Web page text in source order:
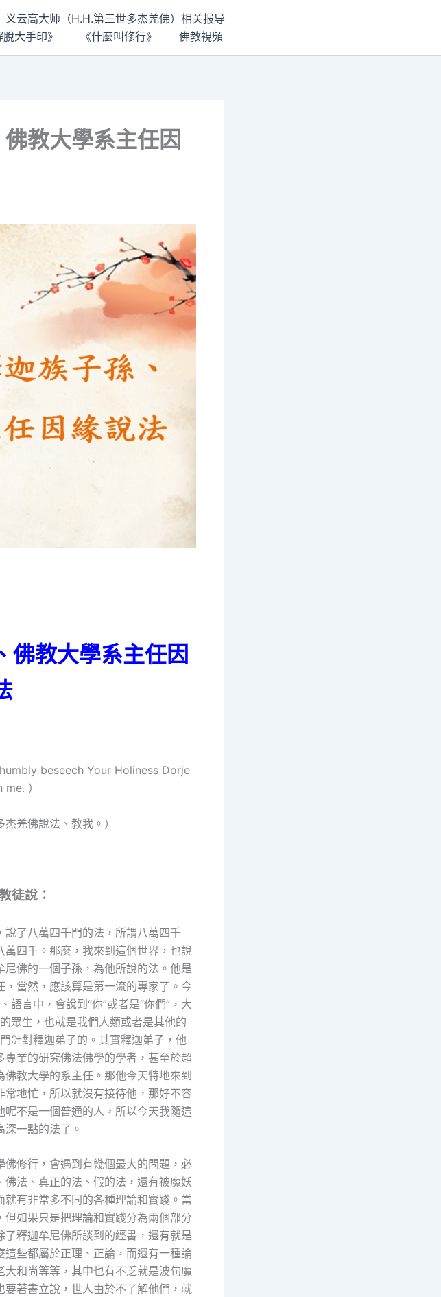
义云高大师（H.H.第三世多杰羌佛）相关报导
脫大手印》 《什麼叫修行》 佛教視頻
教大學系主任因
佛教大學系主任因
beseech Your Holiness Dorje
）
羌佛說法、教我。）
徒說：
了八萬四千門的法，所謂八萬四千
四千。那麼，我來到這個世界，也說
佛的一個子孫，為他所說的法。他是
當然，應該算是第一流的專家了。今
語言中，會說到“你”或者是“你們”，大
眾生，也就是我們人類或者是其他的
針對釋迦弟子的。其實釋迦弟子，他
業的研究佛法佛學的學者，甚至於超
教大學的系主任。那他今天特地來到
地忙，所以就沒有接待他，那好不容
不是一個普通的人，所以今天我隨這
一點的法了。
修行，會遇到有幾個最大的問題，必
法、真正的法、假的法，還有被魔妖
有非常多不同的各種理論和實踐。當
如果只是把理論和實踐分為兩個部分
釋迦牟尼佛所談到的經書，還有就是
些都屬於正理、正論，而還有一種論
和尚等等，其中也有不乏就是波旬魔
著書立說，世人由於不了解他們，就